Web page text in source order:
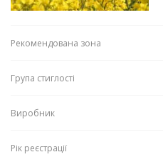
Рекомендована зона
Група стиглості
Виробник
Рік реєстрації